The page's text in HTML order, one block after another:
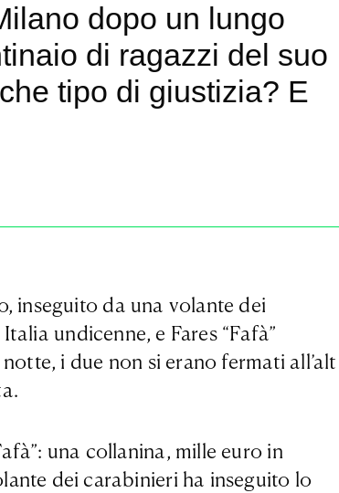
dopo un lungo
di ragazzi del suo
tipo di giustizia? E
inseguito da una volante dei
undicenne, e Fares “Fafà”
i due non si erano fermati all’alt
una collanina, mille euro in
dei carabinieri ha inseguito lo